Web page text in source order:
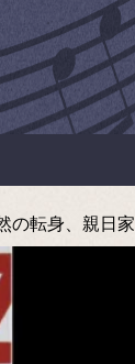
転身、親日